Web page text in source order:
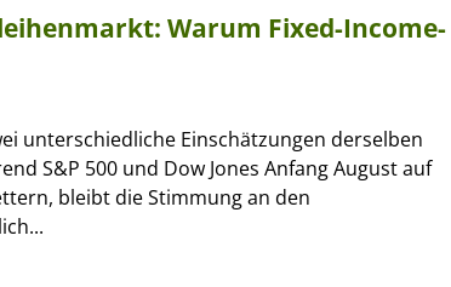
Warum Fixed-Income-
unterschiedliche Einschätzungen derselben
S&P 500 und Dow Jones Anfang August auf
bleibt die Stimmung an den